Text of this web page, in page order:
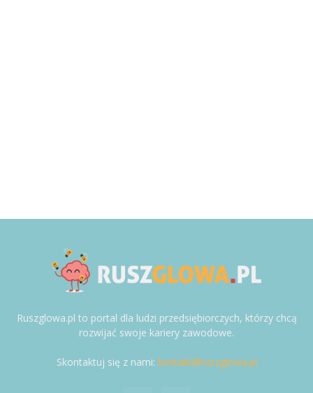
Ruszglowa.pl to portal dla ludzi przedsiębiorczych, którzy chcą
rozwijać swoje kariery zawodowe.
Skontaktuj się z nami: kontakt@ruszglowa.pl